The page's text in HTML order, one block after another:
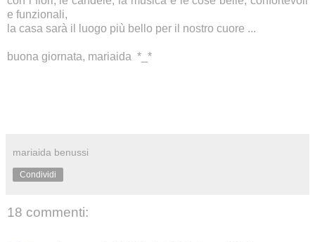
e funzionali,
la casa sarà il luogo più bello per il nostro cuore ...
buona giornata, mariaida *_*
mariaida benussi
Condividi
18 commenti: